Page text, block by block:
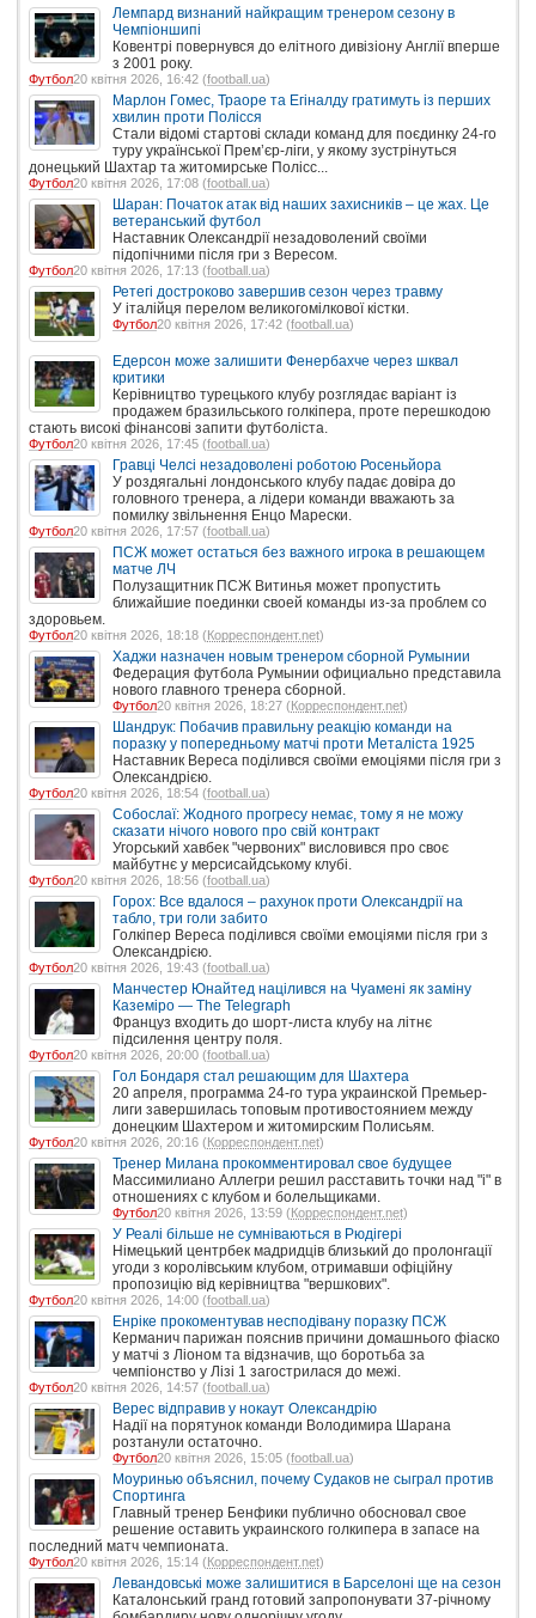
Лемпард визнаний найкращим тренером сезону в
Чемпіоншипі
Ковентрі повернувся до елітного дивізіону Англії вперше
з 2001 року.
Футбол20 квітня 2026, 16:42 (football.ua)
Марлон Гомес, Траоре та Егіналду гратимуть із перших
хвилин проти Полісся
Стали відомі стартові склади команд для поєдинку 24-го
туру української Прем’єр-ліги, у якому зустрінуться
донецький Шахтар та житомирське Полісс...
Футбол20 квітня 2026, 17:08 (football.ua)
Шаран: Початок атак від наших захисників – це жах. Це
ветеранський футбол
Наставник Олександрії незадоволений своїми
підопічними після гри з Вересом.
Футбол20 квітня 2026, 17:13 (football.ua)
Ретегі достроково завершив сезон через травму
У італійця перелом великогомілкової кістки.
Футбол20 квітня 2026, 17:42 (football.ua)
Едерсон може залишити Фенербахче через шквал
критики
Керівництво турецького клубу розглядає варіант із
продажем бразильського голкіпера, проте перешкодою
стають високі фінансові запити футболіста.
Футбол20 квітня 2026, 17:45 (football.ua)
Гравці Челсі незадоволені роботою Росеньйора
У роздягальні лондонського клубу падає довіра до
головного тренера, а лідери команди вважають за
помилку звільнення Енцо Марески.
Футбол20 квітня 2026, 17:57 (football.ua)
ПСЖ может остаться без важного игрока в решающем
матче ЛЧ
Полузащитник ПСЖ Витинья может пропустить
ближайшие поединки своей команды из-за проблем со
здоровьем.
Футбол20 квітня 2026, 18:18 ( Корреспондент.net)
Хаджи назначен новым тренером сборной Румынии
Федерация футбола Румынии официально представила
нового главного тренера сборной.
Футбол20 квітня 2026, 18:27 ( Корреспондент.net)
Шандрук: Побачив правильну реакцію команди на
поразку у попередньому матчі проти Металіста 1925
Наставник Вереса поділився своїми емоціями після гри з
Олександрією.
Футбол20 квітня 2026, 18:54 (football.ua)
Собослаї: Жодного прогресу немає, тому я не можу
сказати нічого нового про свій контракт
Угорський хавбек "червоних" висловився про своє
майбутнє у мерсисайдському клубі.
Футбол20 квітня 2026, 18:56 (football.ua)
Горох: Все вдалося – рахунок проти Олександрії на
табло, три голи забито
Голкіпер Вереса поділився своїми емоціями після гри з
Олександрією.
Футбол20 квітня 2026, 19:43 (football.ua)
Манчестер Юнайтед націлився на Чуамені як заміну
Каземіро — The Telegraph
Француз входить до шорт-листа клубу на літнє
підсилення центру поля.
Футбол20 квітня 2026, 20:00 (football.ua)
Гол Бондаря стал решающим для Шахтера
20 апреля, программа 24-го тура украинской Премьер-
лиги завершилась топовым противостоянием между
донецким Шахтером и житомирским Полисьям.
Футбол20 квітня 2026, 20:16 ( Корреспондент.net)
Тренер Милана прокомментировал свое будущее
Массимилиано Аллегри решил расставить точки над "i" в
отношениях с клубом и болельщиками.
Футбол20 квітня 2026, 13:59 ( Корреспондент.net)
У Реалі більше не сумніваються в Рюдігері
Німецький центрбек мадридців близький до пролонгації
угоди з королівським клубом, отримавши офіційну
пропозицію від керівництва "вершкових".
Футбол20 квітня 2026, 14:00 (football.ua)
Енріке прокоментував несподівану поразку ПСЖ
Керманич парижан пояснив причини домашнього фіаско
у матчі з Ліоном та відзначив, що боротьба за
чемпіонство у Лізі 1 загострилася до межі.
Футбол20 квітня 2026, 14:57 (football.ua)
Верес відправив у нокаут Олександрію
Надії на порятунок команди Володимира Шарана
розтанули остаточно.
Футбол20 квітня 2026, 15:05 (football.ua)
Моуринью объяснил, почему Судаков не сыграл против
Спортинга
Главный тренер Бенфики публично обосновал свое
решение оставить украинского голкипера в запасе на
последний матч чемпионата.
Футбол20 квітня 2026, 15:14 ( Корреспондент.net)
Левандовські може залишитися в Барселоні ще на сезон
Каталонський гранд готовий запропонувати 37-річному